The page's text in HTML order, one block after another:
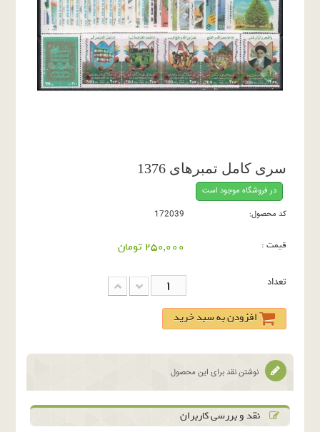
سری کامل تمبرهای 1376
در فروشگاه موجود است
کد محصول:
172039
قیمت : 250,000 تومان
تعداد
افزودن به سبد خرید
نوشتن نقد برای این محصول
نقد و بررسی کاربران